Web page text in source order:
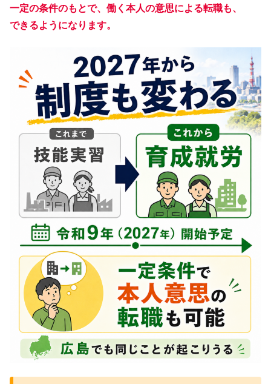
一定の条件のもとで、働く本人の意思による転職も、
できるようになります。